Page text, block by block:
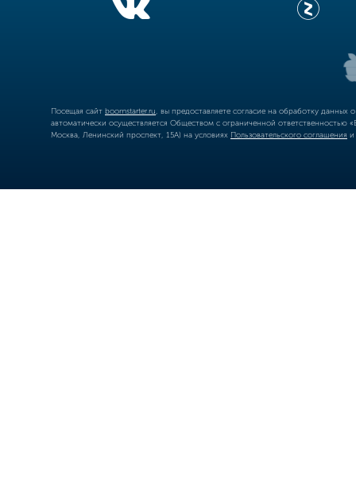
Посещая сайт boomstarter.ru , вы предоставляете согласие на обработку
автоматически осуществляется Обществом с ограниченной
Москва, Ленинский проспект, 15А) на условиях Пользовательского соглашения и